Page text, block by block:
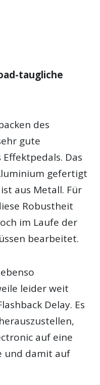
taugliche
des
gute
Das
gefertigt
aus Metall. Für
Robustheit
im Laufe der
bearbeitet.
leider weit
Delay. Es
auf eine
und damit auf